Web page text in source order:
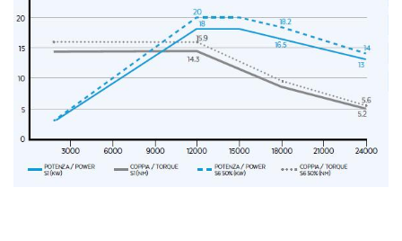
WEITERE
INFORMATIONEN
Bitte füllen Sie das Formular aus, um weitere Informationen zu
erhalten